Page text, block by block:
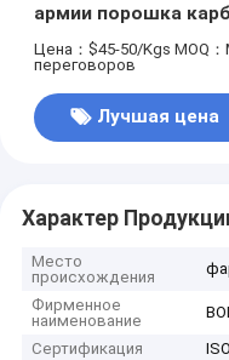
армии порошка
отделывая
нефтяных скважин
Цена：$45-50/Kgs MOQ
переговоров
Лучшая цена
Характер
Место
происхождения
Фирменное
наименование
Сертификация